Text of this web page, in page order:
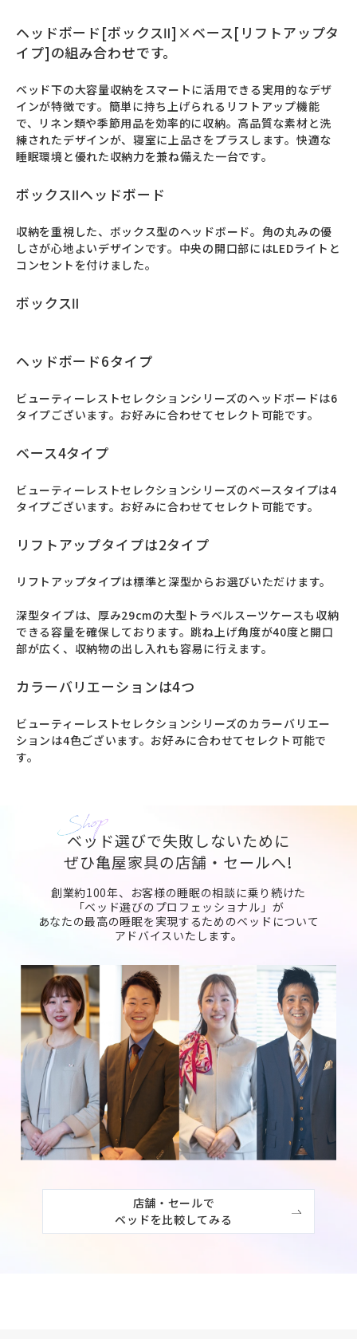
ヘッドボード[ボックスⅡ]×ベース[リフトアップタ
イプ]の組み合わせです。
ベッド下の大容量収納をスマートに活用できる実用的なデザ
インが特徴です。簡単に持ち上げられるリフトアップ機能
で、リネン類や季節用品を効率的に収納。高品質な素材と洗
練されたデザインが、寝室に上品さをプラスします。快適な
睡眠環境と優れた収納力を兼ね備えた一台です。
ボックスⅡヘッドボード
収納を重視した、ボックス型のヘッドボード。角の丸みの優
しさが心地よいデザインです。中央の開口部にはLEDライトと
コンセントを付けました。
ボックスⅡ
ヘッドボード6タイプ
ビューティーレストセレクションシリーズのヘッドボードは6
タイプございます。お好みに合わせてセレクト可能です。
ベース4タイプ
ビューティーレストセレクションシリーズのベースタイプは4
タイプございます。お好みに合わせてセレクト可能です。
リフトアップタイプは2タイプ
リフトアップタイプは標準と深型からお選びいただけます。
深型タイプは、厚み29cmの大型トラベルスーツケースも収納
できる容量を確保しております。跳ね上げ角度が40度と開口
部が広く、収納物の出し入れも容易に行えます。
カラーバリエーションは4つ
ビューティーレストセレクションシリーズのカラーバリエー
ションは4色ございます。お好みに合わせてセレクト可能で
す。
ベッド選びで失敗しないために
ぜひ亀屋家具の店舗・セールへ!
創業約100年、お客様の睡眠の相談に乗り続けた
「ベッド選びのプロフェッショナル」が
あなたの最高の睡眠を実現するためのベッドについて
アドバイスいたします。
店舗・セールで
ベッドを比較してみる